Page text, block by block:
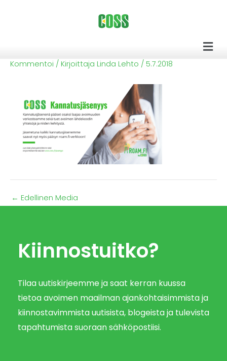
Kommentoi / Kirjoittaja Linda Lehto / 5.7.2018
← Edellinen Media
Kiinnostuitko?
Tilaa uutiskirjeemme ja saat kerran kuussa
tietoa avoimen maailman ajankohtaisimmista ja
kiinnostavimmista uutisista, blogeista ja tulevista
tapahtumista suoraan sähköpostiisi.